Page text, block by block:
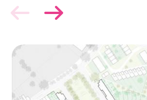
Afbeelding